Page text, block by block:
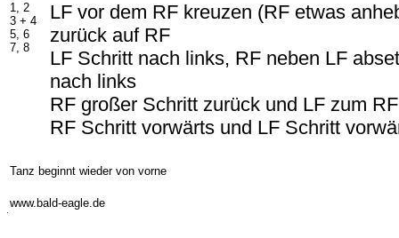
1, 2
3 + 4
5, 6
7, 8
LF vor dem RF kreuzen (RF etwas
zurück auf RF
LF Schritt nach links, RF neben LF
nach links
RF großer Schritt zurück und LF zum
RF Schritt vorwärts und LF Schritt
Tanz beginnt wieder von vorne
www.bald-eagle.de